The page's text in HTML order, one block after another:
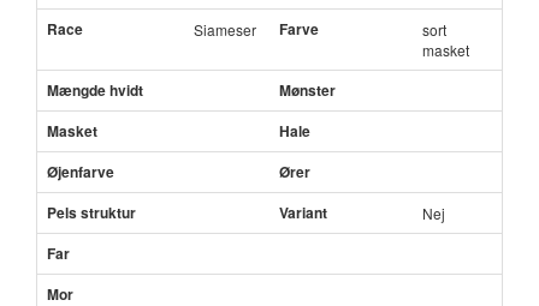
Race
Siameser Farve
sort
masket
Mængde hvidt
Mønster
Masket
Hale
Øjenfarve
Ører
Pels struktur
Variant Nej
Far
Mor